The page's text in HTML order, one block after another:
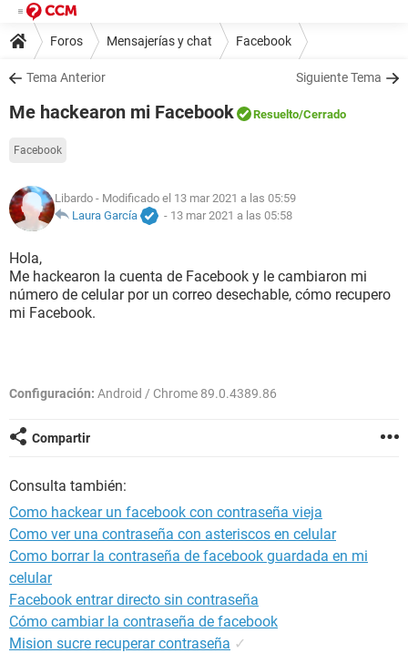
Foros Mensajerías y chat Facebook
Tema Anterior Siguiente Tema
Me hackearon mi Facebook Resuelto/Cerrado
Facebook
Libardo - Modificado el 13 mar 2021 a las 05:59
Laura García
- 13 mar 2021 a las 05:58
Hola,
Me hackearon la cuenta de Facebook y le cambiaron mi
número de celular por un correo desechable, cómo recupero
mi Facebook.
Configuración: Android / Chrome 89.0.4389.86
Compartir
Consulta también:
Como hackear un facebook con contraseña vieja
Como ver una contraseña con asteriscos en celular
Como borrar la contraseña de facebook guardada en mi
celular
Facebook entrar directo sin contraseña
Cómo cambiar la contraseña de facebook
Mision sucre recuperar contraseña ✓